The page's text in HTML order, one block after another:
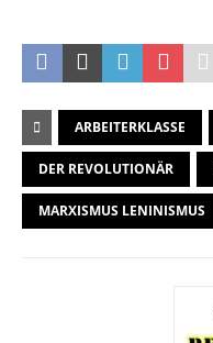
ARBEITERKLASSE
DER REVOLUTIONÄR
MARXISMUS LENINISMUS